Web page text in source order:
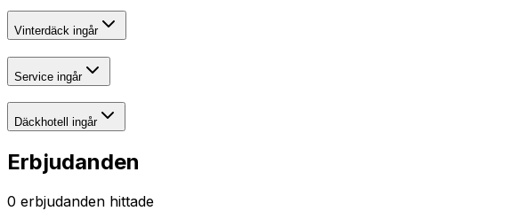
Vinterdäck ingår
Service ingår
Däckhotell ingår
Erbjudanden
0 erbjudanden hittade